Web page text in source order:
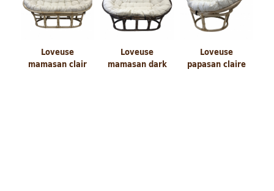
Loveuse
mamasan clair
Loveuse
mamasan dark
Loveuse
papasan claire